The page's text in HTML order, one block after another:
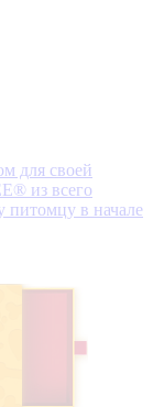
для своей
из всего
питомцу в начале